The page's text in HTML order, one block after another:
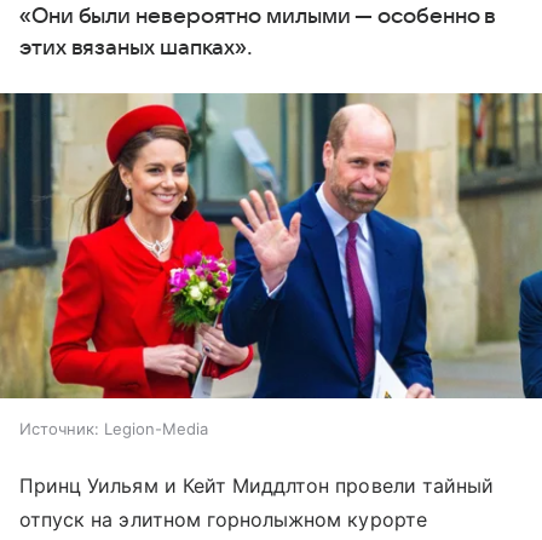
«Они были невероятно милыми — особенно в
этих вязаных шапках».
Источник: Legion-Media
Принц Уильям и Кейт Миддлтон провели тайный
отпуск на элитном горнолыжном курорте